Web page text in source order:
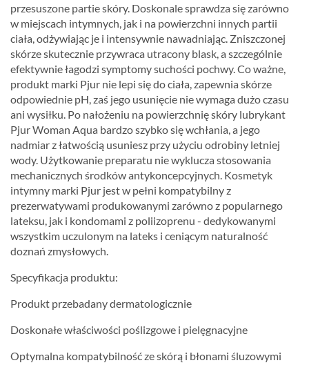
przesuszone partie skóry. Doskonale sprawdza się zarówno
w miejscach intymnych, jak i na powierzchni innych partii
ciała, odżywiając je i intensywnie nawadniając. Zniszczonej
skórze skutecznie przywraca utracony blask, a szczególnie
efektywnie łagodzi symptomy suchości pochwy. Co ważne,
produkt marki Pjur nie lepi się do ciała, zapewnia skórze
odpowiednie pH, zaś jego usunięcie nie wymaga dużo czasu
ani wysiłku. Po nałożeniu na powierzchnię skóry lubrykant
Pjur Woman Aqua bardzo szybko się wchłania, a jego
nadmiar z łatwością usuniesz przy użyciu odrobiny letniej
wody. Użytkowanie preparatu nie wyklucza stosowania
mechanicznych środków antykoncepcyjnych. Kosmetyk
intymny marki Pjur jest w pełni kompatybilny z
prezerwatywami produkowanymi zarówno z popularnego
lateksu, jak i kondomami z poliizoprenu - dedykowanymi
wszystkim uczulonym na lateks i ceniącym naturalność
doznań zmysłowych.
Specyfikacja produktu:
Produkt przebadany dermatologicznie
Doskonałe właściwości poślizgowe i pielęgnacyjne
Optymalna kompatybilność ze skórą i błonami śluzowymi